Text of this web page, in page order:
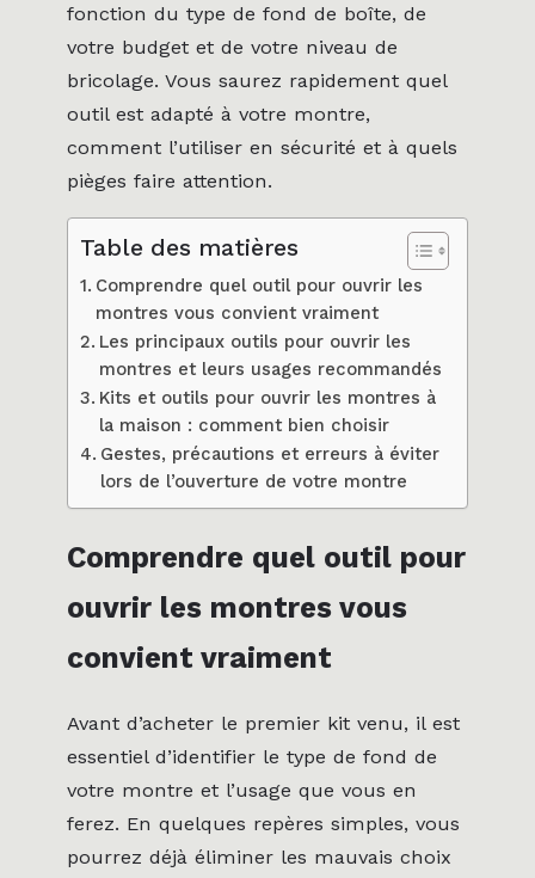
fonction du type de fond de boîte, de
votre budget et de votre niveau de
bricolage. Vous saurez rapidement quel
outil est adapté à votre montre,
comment l’utiliser en sécurité et à quels
pièges faire attention.
Table des matières
Comprendre quel outil pour ouvrir les
montres vous convient vraiment
Les principaux outils pour ouvrir les
montres et leurs usages recommandés
Kits et outils pour ouvrir les montres à
la maison : comment bien choisir
Gestes, précautions et erreurs à éviter
lors de l’ouverture de votre montre
Comprendre quel outil pour
ouvrir les montres vous
convient vraiment
Avant d’acheter le premier kit venu, il est
essentiel d’identifier le type de fond de
votre montre et l’usage que vous en
ferez. En quelques repères simples, vous
pourrez déjà éliminer les mauvais choix